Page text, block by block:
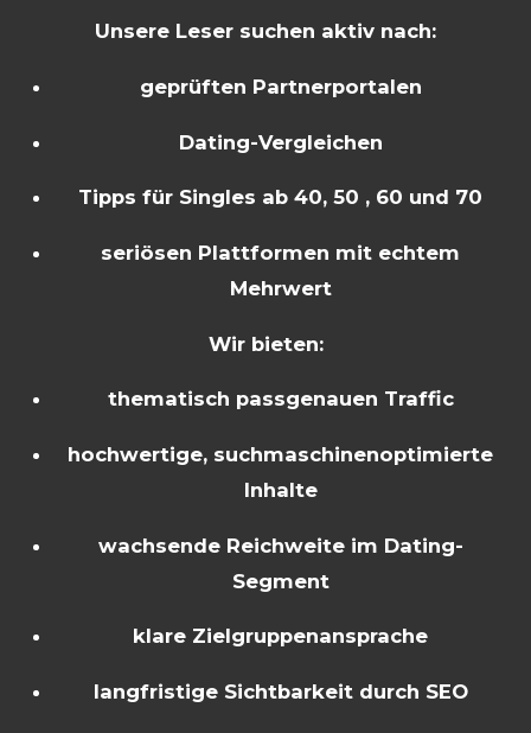
Unsere Leser suchen aktiv nach:
geprüften Partnerportalen
Dating-Vergleichen
Tipps für Singles ab 40, 50 , 60 und 70
seriösen Plattformen mit echtem
Mehrwert
Wir bieten:
thematisch passgenauen Traffic
hochwertige, suchmaschinenoptimierte
Inhalte
wachsende Reichweite im Dating-
Segment
klare Zielgruppenansprache
langfristige Sichtbarkeit durch SEO